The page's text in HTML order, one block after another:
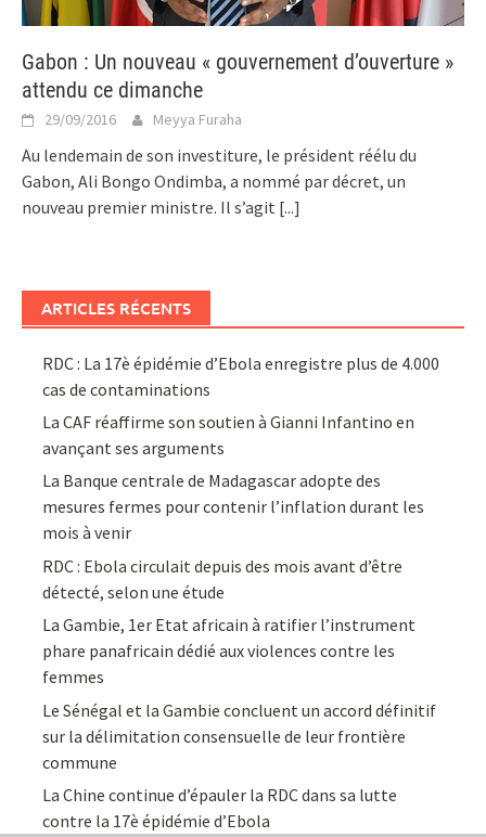
Gabon : Un nouveau « gouvernement d’ouverture »
attendu ce dimanche
29/09/2016 Meyya Furaha
Au lendemain de son investiture, le président réélu du
Gabon, Ali Bongo Ondimba, a nommé par décret, un
nouveau premier ministre. Il s’agit [...]
ARTICLES RÉCENTS
RDC : La 17è épidémie d’Ebola enregistre plus de 4.000
cas de contaminations
La CAF réaffirme son soutien à Gianni Infantino en
avançant ses arguments
La Banque centrale de Madagascar adopte des
mesures fermes pour contenir l’inflation durant les
mois à venir
RDC : Ebola circulait depuis des mois avant d’être
détecté, selon une étude
La Gambie, 1er Etat africain à ratifier l’instrument
phare panafricain dédié aux violences contre les
femmes
Le Sénégal et la Gambie concluent un accord définitif
sur la délimitation consensuelle de leur frontière
commune
La Chine continue d’épauler la RDC dans sa lutte
contre la 17è épidémie d’Ebola